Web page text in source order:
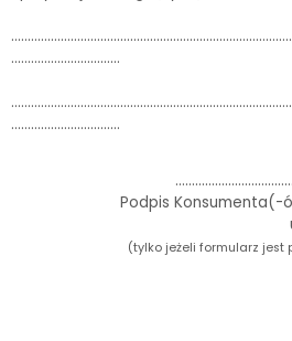
……………………………
……………………………
Podpis
(tylko jeżeli formularz jest